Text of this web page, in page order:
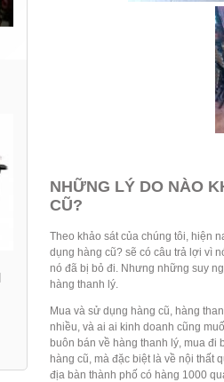
NHỮNG LÝ DO NÀO
CŨ?
Theo khảo sát của chúng tôi, hiện
dụng hàng cũ? sẽ có câu trả lợi vì
nó đã bị bỏ đi. Nhưng những suy
hàng thanh lý.
Mua và sử dụng hàng cũ, hàng
nhiều, và ai ai kinh doanh cũng
buôn bán về hàng thanh lý, mua
hàng cũ, mà đặc biệt là về nội thất
địa bàn thành phố có hàng 1000